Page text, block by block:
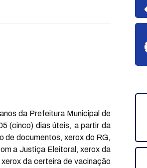
da Prefeitura Municipal de
(cinco) dias úteis, a partir da
de documentos, xerox do RG,
a Justiça Eleitoral, xerox da
da certeira de vacinação